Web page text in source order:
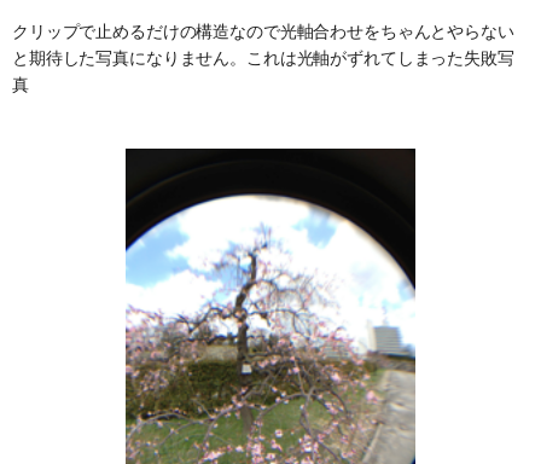
クリップで止めるだけの構造なので光軸合わせをちゃんとやらない
と期待した写真になりません。これは光軸がずれてしまった失敗写
真